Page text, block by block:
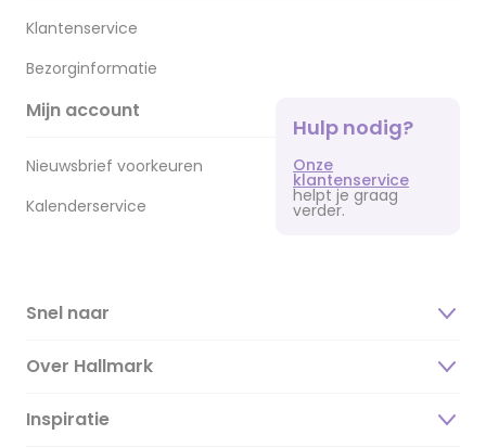
Klantenservice
Bezorginformatie
Mijn account
Nieuwsbrief voorkeuren
Kalenderservice
Hulp nodig?
Onze
klantenservice
helpt je graag
verder.
Snel naar
Over Hallmark
Over ons
Inspiratie